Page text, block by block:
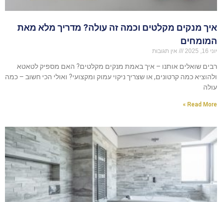
איך מנקים מקלטים וכמה זה עולה? מדריך מלא מאת
המומחים
יוני 16, 2025 אין תגובות
רבים שואלים אותנו – איך באמת מנקים מקלטים? האם מספיק לטאטא
ולהוציא כמה קרטונים, או שצריך ניקוי עמוק ומקצועי? ואולי הכי חשוב – כמה
עולה
Read More »